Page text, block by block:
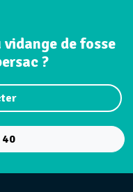
de fosse
?
40